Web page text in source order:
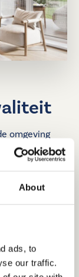
About
ads, to
our traffic.
omgeving
aangesloten
Instituut). Dat
taxaties